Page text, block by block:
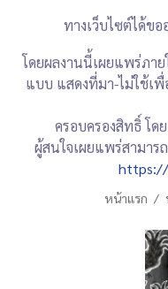
ทางเว็บไซต์ได้ข
โดยผลงานนี้เผยแพร่ภ
แบบ แสดงที่มา-ไม่ใช้เพื่
ครอบครองสิทธิ์ โด
ผู้สนใจเผยแพร่สามาร
https://
หน้าแรก